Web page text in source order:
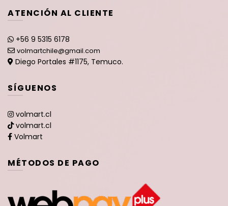
ATENCIÓN AL CLIENTE
+56 9 5315 6178
volmartchile@gmail.com
Diego Portales #1175, Temuco.
SÍGUENOS
volmart.cl
volmart.cl
Volmart
MÉTODOS DE PAGO